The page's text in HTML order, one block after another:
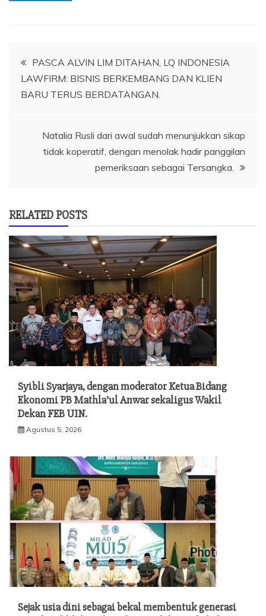
Navigasi
pos
PASCA ALVIN LIM DITAHAN, LQ INDONESIA
LAWFIRM: BISNIS BERKEMBANG DAN KLIEN
BARU TERUS BERDATANGAN.
Natalia Rusli dari awal sudah menunjukkan sikap
tidak koperatif, dengan menolak hadir panggilan
pemeriksaan sebagai Tersangka.
RELATED POSTS
Syibli Syarjaya, dengan moderator Ketua Bidang
Ekonomi PB Mathla’ul Anwar sekaligus Wakil
Dekan FEB UIN.
Agustus 5, 2026
Sejak usia dini sebagai bekal membentuk generasi